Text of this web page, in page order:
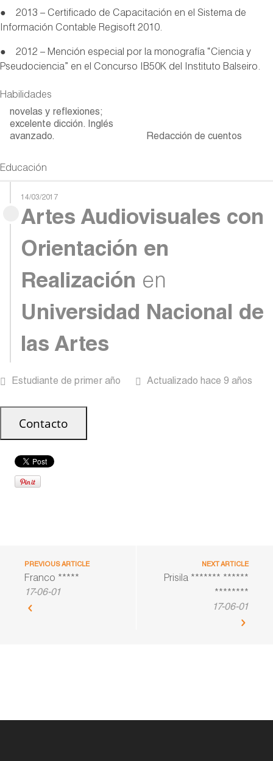
● 2013 – Certificado de Capacitación en el Sistema de
Información Contable Regisoft 2010.
● 2012 – Mención especial por la monografía “Ciencia y
Pseudociencia” en el Concurso IB50K del Instituto Balseiro.
Habilidades
novelas y reflexiones;
excelente dicción. Inglés
avanzado.
Redacción de cuentos
Educación
14/03/2017
Artes Audiovisuales con
Orientación en
Realización en
Universidad Nacional de
las Artes
Estudiante de primer año Actualizado hace 9 años
PREVIOUS ARTICLE
Franco *****
17-06-01
NEXT ARTICLE
Prisila ******* ******
********
17-06-01